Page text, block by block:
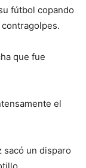
fútbol copando
que fue
el
sacó un disparo